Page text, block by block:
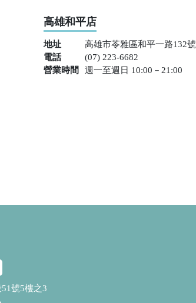
高雄和平店
地址
高雄市苓雅區和平一路132號
電話
(07) 223-6682
營業時間
週一至週日 10:00－21:00
號5樓之3